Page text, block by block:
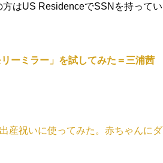
方はUS ResidenceでSSNを持ってい
ーミラー」を試してみた＝三浦茜
産祝いに使ってみた。赤ちゃんにダ